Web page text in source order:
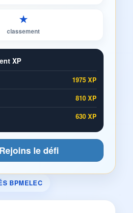
★
classement
XP
1975 XP
810 XP
630 XP
le défi
BPMELEC